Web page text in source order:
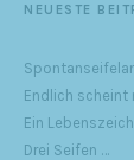
NEUESTE
Endlich scheint
Ein
Drei Seifen …